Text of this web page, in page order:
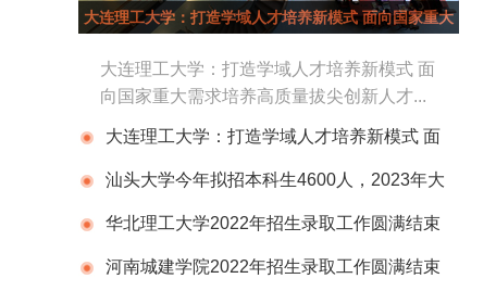
大连理工大学：打造学域人才培养新模式 面向国家重大
大连理工大学：打造学域人才培养新模式 面
向国家重大需求培养高质量拔尖创新人才...
大连理工大学：打造学域人才培养新模式 面
向国家重大需求培养高质量拔尖创新人才
汕头大学今年拟招本科生4600人，2023年大
部分新生入读东海岸校区
华北理工大学2022年招生录取工作圆满结束
河南城建学院2022年招生录取工作圆满结束